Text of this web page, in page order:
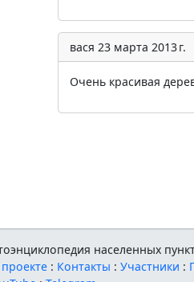
вася 23 марта 2013 г.
Очень красивая
населенных
: Контакты :Участники :